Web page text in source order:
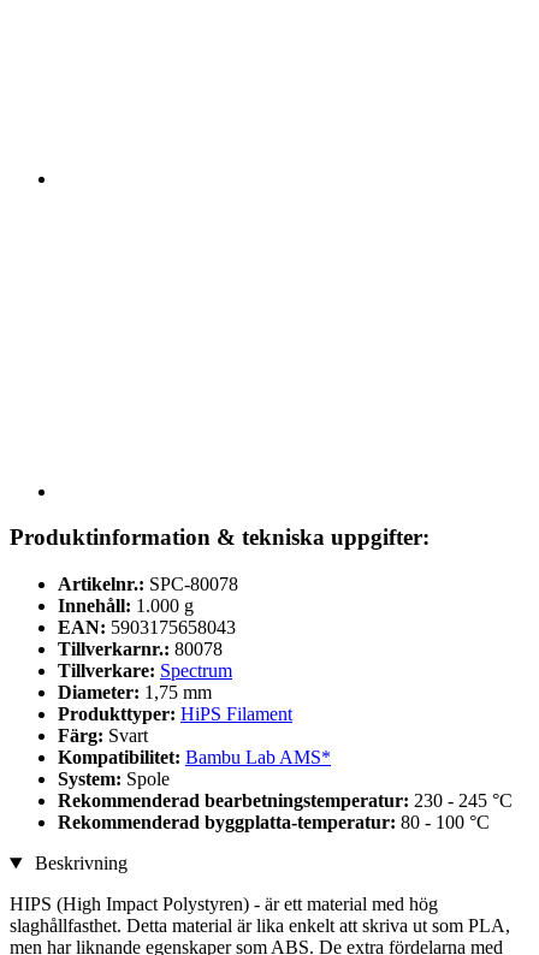
Produktinformation & tekniska uppgifter:
Artikelnr.: SPC-80078
Innehåll: 1.000 g
EAN: 5903175658043
Tillverkarnr.: 80078
Tillverkare: Spectrum
Diameter: 1,75 mm
Produkttyper: HiPS Filament
Färg: Svart
Kompatibilitet: Bambu Lab AMS*
System: Spole
Rekommenderad bearbetningstemperatur: 230 - 245 °C
Rekommenderad byggplatta-temperatur: 80 - 100 °C
Beskrivning
HIPS (High Impact Polystyren) - är ett material med hög
slaghållfasthet. Detta material är lika enkelt att skriva ut som PLA,
men har liknande egenskaper som ABS. De extra fördelarna med